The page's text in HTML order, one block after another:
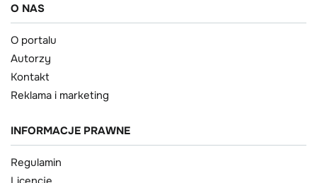
O NAS
O portalu
Autorzy
Kontakt
Reklama i marketing
INFORMACJE PRAWNE
Regulamin